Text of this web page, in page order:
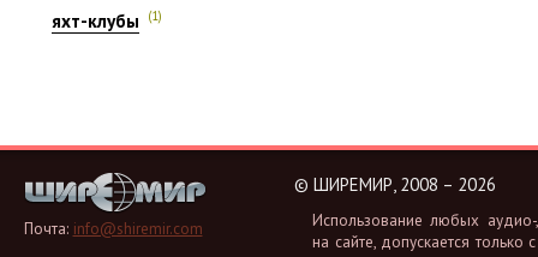
яхт-клубы (1)
Почта: info@shiremir.com
© ШИРЕМИР, 2008 – 2026
Ис­поль­зо­ва­ние любых
на сайте, до­пус­ка­ет­ся